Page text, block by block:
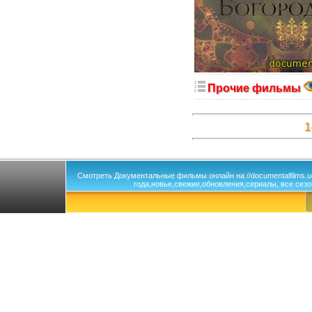
Прочие фильмы
Смотреть Документальные фильмы онлайн на //
года,новье,свежие,обновления,сериалы, все